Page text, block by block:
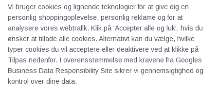
Persondata
Videncentre
Teknologisk Institut
Bitva
Vi bruger cookies og lignende teknologier for at give dig en
personlig shoppingoplevelse, personlig reklame og for at
analysere vores webtrafik. Klik på 'Accepter alle og luk', hvis du
ønsker at tillade alle cookies. Alternativt kan du vælge, hvilke
typer cookies du vil acceptere eller deaktivere ved at klikke på
Tilpas nedenfor. I overensstemmelse med kravene fra Googles
Business Data Responsibility Site sikrer vi gennemsigtighed og
kontrol over dine data.